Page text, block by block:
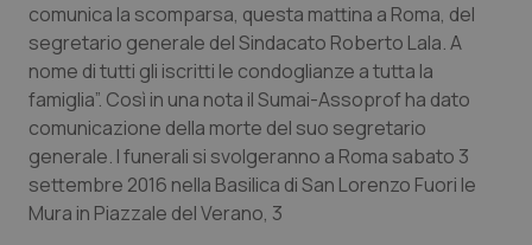
Basilicata
Calabria
Campania
Emilia-Romagna
Artrite & artrosi
Asma & BPCO
Car-T
Colesterolo & coronaropatie
QS Club Newsletter
comunica la scomparsa, questa mattina a Roma, del
segretario generale del Sindacato Roberto Lala. A
nome di tutti gli iscritti le condoglianze a tutta la
famiglia”. Così in una nota il Sumai-Assoprof ha dato
comunicazione della morte del suo segretario
generale. I funerali si svolgeranno a Roma sabato 3
settembre 2016 nella Basilica di San Lorenzo Fuori le
Mura in Piazzale del Verano, 3